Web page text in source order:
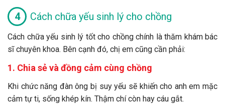
Cách chữa yếu sinh lý cho chồng
Cách chữa yếu sinh lý tốt cho chồng chính là thăm khám bác
sĩ chuyên khoa. Bên cạnh đó, chị em cũng cần phải:
1. Chia sẻ và đồng cảm cùng chồng
Khi chức năng đàn ông bị suy yếu sẽ khiến cho anh em mặc
cảm tự ti, sống khép kín. Thậm chí còn hay cáu gắt.